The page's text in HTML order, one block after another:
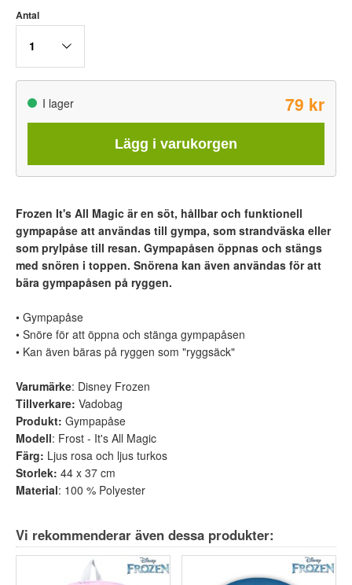
Antal
1
I lager 79 kr
Lägg i varukorgen
Frozen It's All Magic är en söt, hållbar och funktionell
gympapåse att användas till gympa, som strandväska eller
som prylpåse till resan. Gympapåsen öppnas och stängs
med snören i toppen. Snörena kan även användas för att
bära gympapåsen på ryggen.
• Gympapåse
• Snöre för att öppna och stänga gympapåsen
• Kan även bäras på ryggen som "ryggsäck"
Varumärke: Disney Frozen
Tillverkare: Vadobag
Produkt: Gympapåse
Modell: Frost - It's All Magic
Färg: Ljus rosa och ljus turkos
Storlek: 44 x 37 cm
Material: 100 % Polyester
Vi rekommenderar även dessa produkter: